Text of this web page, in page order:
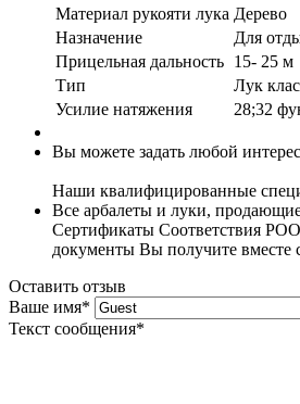
Материал рукояти лука Дерево
Назначение
Для
Прицельная дальность 15- 25 м
Тип
Лук
Усилие натяжения
28;32
Вы можете задать любой
Наши квалифицированные
Все арбалеты и луки,
Сертификаты Соответствия
документы Вы получите вместе
Оставить отзыв
Ваше имя*
Текст сообщения*